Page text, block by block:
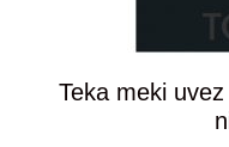
Teka meki